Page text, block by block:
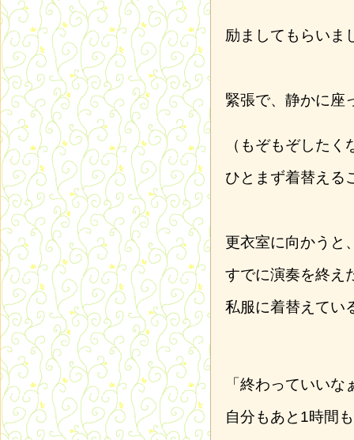
励ましてもらいま
緊張で、静かに座
（もぞもぞしたく
ひとまず着替える
更衣室に向かうと
すでに演奏を終え
私服に着替えてい
「終わっていいな
自分もあと1時間